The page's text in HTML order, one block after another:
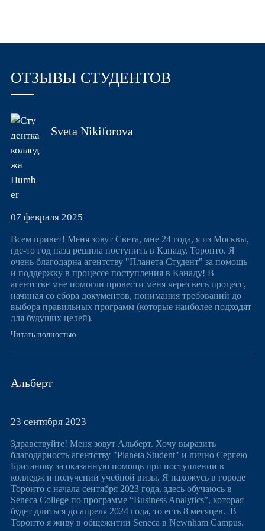
ОТЗЫВЫ СТУДЕНТОВ
Sveta Nikiforova
07 февраля 2025
Всем привет! Меня зовут Света, мне 24 года, я из Москвы,
где-то год наза решила поступить в Канаду, Торонто. Я
очень благодарна агентству "Планета Студент" за помощь
и поддержку в процессе поступления в Канаду! В
агентстве мне помогли провести меня через весь процесс,
начиная со сбора документов, понимания требований до
выбора правильных программ (которые наиболее подходят
для будущих целей).
Спасибо за открытость, доброжелательность и постоянную
поддержку на каждом этапе!
Благодаря помощи, учеба в Канаде стала более доступной и
postgraduate программе в колледже Humber Это
познакомиться с новыми культурами, получить глобальные
перспективы и открыть невероятные возможности.
Желаю всем удачи и больших достижений в будущем!
PS В настоящее время я заканчиваю 1 годичное обучение в
Humber'e и планирую учиться еще 3 семестра в George
Brown колледже. Это мне нужно, чтобы гарантированно и
легально остаться работать после учебы в Канаде
Читать полностью
Альберт
23 сентября 2023
Здравствуйте! Меня зовут Альберт. Хочу выразить
благодарность агентству "Planeta Student" и лично Сергею
Британову за оказанную помощь при поступлении в
колледж и получении учебной визы. Я нахожусь в городе
Торонто с начала сентября 2023 года, здесь обучаюсь в
Seneca College по программе “Business Analytics”, которая
будет длиться до апреля 2024 года, то есть 8 месяцев. В
Торонто я живу в общежитии Seneca в Newnham Campus.